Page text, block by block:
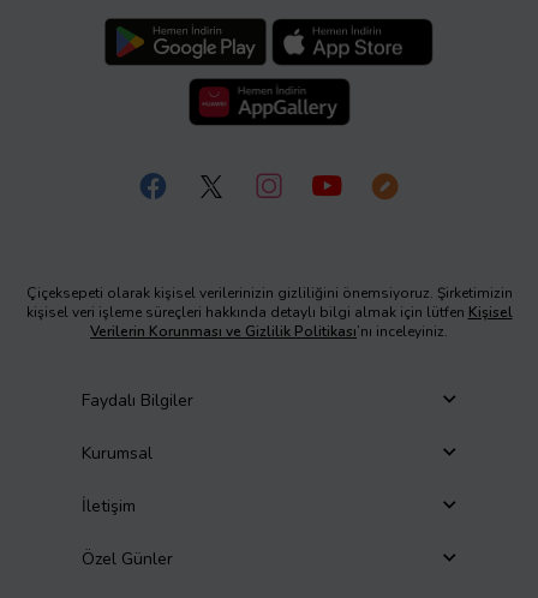
Çiçeksepeti olarak kişisel verilerinizin gizliliğini önemsiyoruz. Şirketimizin
kişisel veri işleme süreçleri hakkında detaylı bilgi almak için lütfen Kişisel
Verilerin Korunması ve Gizlilik Politikası’nı inceleyiniz.
Faydalı Bilgiler
Kurumsal
İletişim
Özel Günler